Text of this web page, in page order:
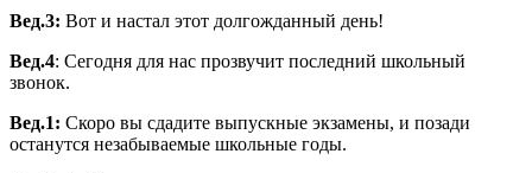
Вед.3: Вот и настал этот долгожданный день!
Вед.4: Сегодня для нас прозвучит последний школьный
звонок.
Вед.1: Скоро вы сдадите выпускные экзамены, и позади
останутся незабываемые школьные годы.